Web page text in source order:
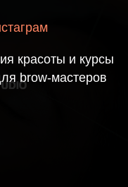
красоты и курсы
brow-мастеров